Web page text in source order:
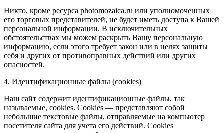
Никто, кроме ресурса photomozaica.ru или уполномоченных
его торговых представителей, не будет иметь доступа к Вашей
персональной информации. В исключительных
обстоятельствах мы можем раскрыть Вашу персональную
информацию, если этого требует закон или в целях защиты
себя и других от противоправных действий или других
опасностей.
4. Идентификационные файлы (cookies)
Наш сайт содержит идентификационные файлы, так
называемые, cookies. Cookies — представляют собой
небольшие текстовые файлы, отправляемые на компьютер
посетителя сайта для учета его действий. Cookies